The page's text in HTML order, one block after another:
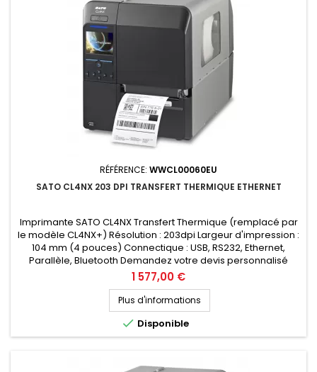
RÉFÉRENCE: WWCL00060EU
SATO CL4NX 203 DPI TRANSFERT THERMIQUE ETHERNET
Imprimante SATO CL4NX Transfert Thermique (remplacé par
le modèle CL4NX+) Résolution : 203dpi Largeur d'impression :
104 mm (4 pouces) Connectique : USB, RS232, Ethernet,
Parallèle, Bluetooth Demandez votre devis personnalisé
Prix
1 577,00 €
Plus d'informations
 Disponible